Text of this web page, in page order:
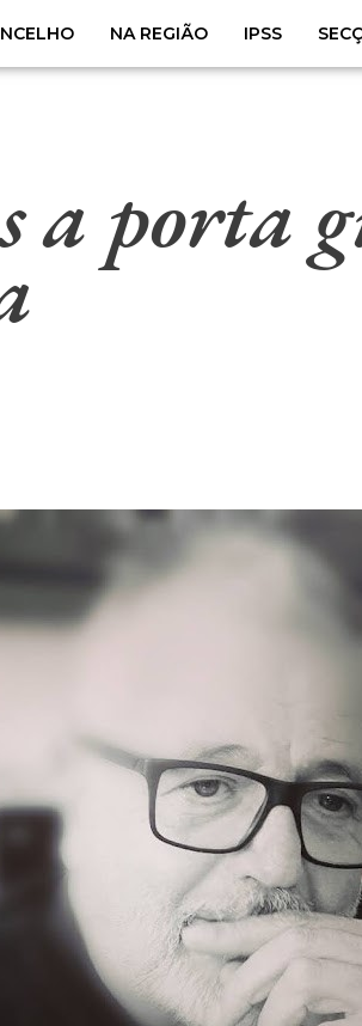
NA REGIÃO IPSS
a porta